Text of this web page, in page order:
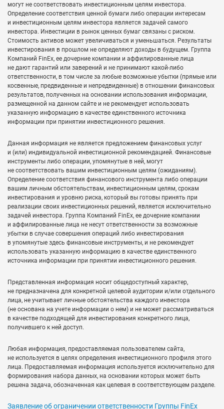
могут не соответствовать инвестиционным целям инвестора.
Определение соответствия ценной бумаги либо операции интересам
и инвестиционным целям инвестора является задачей самого
инвестора. Инвестиции в рынок ценных бумаг связаны с риском.
Стоимость активов может увеличиваться и уменьшаться. Результаты
инвестирования в прошлом не определяют доходы в будущем. Группа
Компаний FinEx, ее дочерние компании и аффилированные лица
не дают гарантий или заверений и не принимают какой-либо
ответственности, в том числе за любые возможные убытки (прямые или
косвенные, предвиденные и непредвиденные) в отношении финансовых
результатов, полученных на основании использования информации,
размещенной на данном сайте и не рекомендует использовать
указанную информацию в качестве единственного источника
информации при принятии инвестиционного решения.
Данная информация не является предложением финансовых услуг
и (или) индивидуальной инвестиционной рекомендацией. Финансовые
инструменты либо операции, упомянутые в ней, могут
не соответствовать вашим инвестиционным целям (ожиданиям).
Определение соответствия финансового инструмента либо операции
вашим личным обстоятельствам, инвестиционным целям, срокам
инвестирования и уровню риска, который вы готовы принять при
реализации своих инвестиционных решений, является исключительно
задачей инвестора. Группа Компаний FinEx, ее дочерние компании
и аффилированные лица не несут ответственности за возможные
убытки в случае совершения операций либо инвестирования
в упомянутые здесь финансовые инструменты, и не рекомендует
использовать указанную информацию в качестве единственного
источника информации при принятии инвестиционного решения.
Представленная информация носит общедоступный характер,
не предназначена для конкретной целевой аудитории и/или отдельного
лица, не учитывает личные обстоятельства каждого инвестора
(не основана на учете информации о нем) и не может рассматриваться
в качестве подходящей для инвестирования конкретного лица,
получившего к ней доступ.
Любая информация, предоставляемая пользователем сайта,
не используется в целях определения инвестиционного профиля этого
лица. Предоставляемая информация используется исключительно для
формирования набора данных, на основании которых может быть
решена задача, обозначенная как целевая в соответствующем разделе.
Заявление об ограничении ответственности Группы FinEx